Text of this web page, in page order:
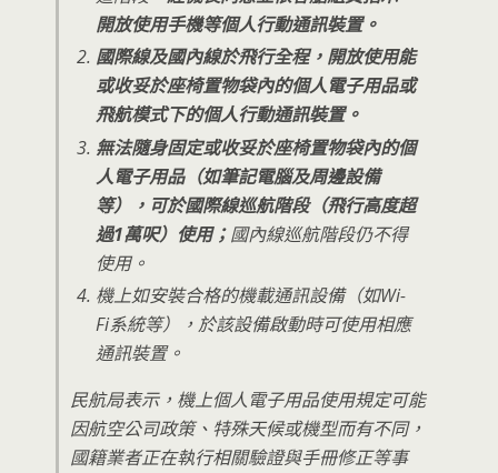
開放使用手機等個人行動通訊裝置。
國際線及國內線於飛行全程，開放使用能
或收妥於座椅置物袋內的個人電子用品或
飛航模式下的個人行動通訊裝置。
無法隨身固定或收妥於座椅置物袋內的個
人電子用品（如筆記電腦及周邊設備
等），可於國際線巡航階段（飛行高度超
過1萬呎）使用；國內線巡航階段仍不得
使用。
機上如安裝合格的機載通訊設備（如Wi-
Fi系統等），於該設備啟動時可使用相應
通訊裝置。
民航局表示，機上個人電子用品使用規定可能
因航空公司政策、特殊天候或機型而有不同，
國籍業者正在執行相關驗證與手冊修正等事